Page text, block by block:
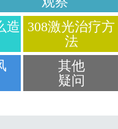
造 308激光治疗方
法
其他
疑问